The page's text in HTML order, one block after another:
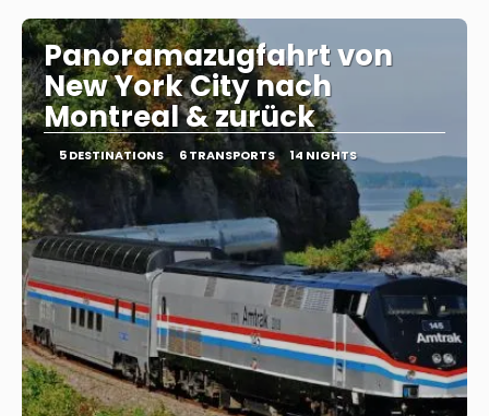
Panoramazugfahrt von
New York City nach
Montreal & zurück
5 DESTINATIONS 6 TRANSPORTS 14 NIGHTS